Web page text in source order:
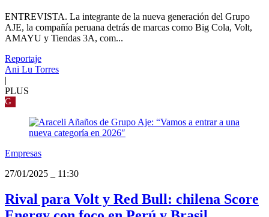
ENTREVISTA. La integrante de la nueva generación del Grupo
AJE, la compañía peruana detrás de marcas como Big Cola, Volt,
AMAYU y Tiendas 3A, com...
Reportaje
Ani Lu Torres
|
PLUS
G
Empresas
27/01/2025
11:30
Rival para Volt y Red Bull: chilena Score